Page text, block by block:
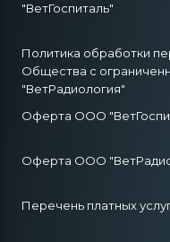
"ВетГоспиталь"
Политика обработки
Общества с
"ВетРадиология"
Оферта ООО
Оферта ООО
Перечень платных